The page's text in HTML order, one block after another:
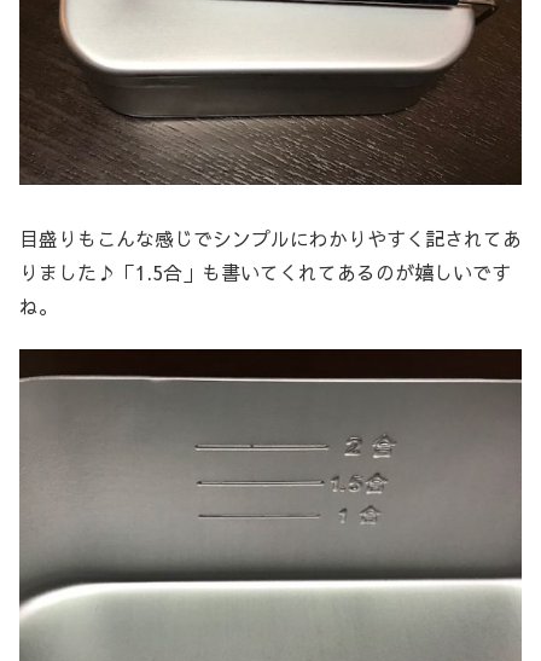
目盛りもこんな感じでシンプルにわかりやすく記されてあ
りました♪「1.5合」も書いてくれてあるのが嬉しいです
ね。